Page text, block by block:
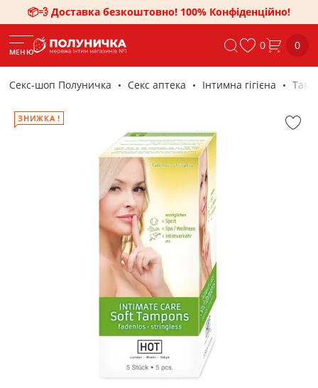
📦💨 Доставка безкоштовно! 100% Конфіденційно!
МЕНЮ 0 0
Секс-шоп Полуничка Секс аптека Інтимна гігієна
ЗНИЖКА !